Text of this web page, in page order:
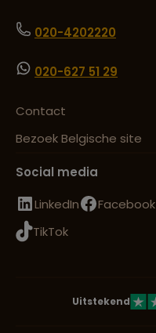
020-4202220
020-627 51 29
Contact
Bezoek Belgische site
Social media
LinkedIn
Facebook
TikTok
Uitstekend